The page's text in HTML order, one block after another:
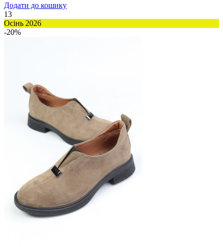
Додати до кошику
13
Осінь 2026
-20%